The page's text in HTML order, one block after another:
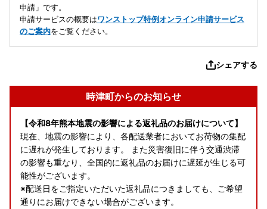
申請」です。
申請サービスの概要はワンストップ特例オンライン申請サービス
のご案内をご覧ください。
シェアする
時津町からのお知らせ
【令和8年熊本地震の影響による返礼品のお届けについて】
現在、地震の影響により、各配送業者においてお荷物の集配
に遅れが発生しております。 また災害復旧に伴う交通渋滞
の影響も重なり、全国的に返礼品のお届けに遅延が生じる可
能性がございます。
※配送日をご指定いただいた返礼品につきましても、ご希望
通りにお届けできない場合がございます。